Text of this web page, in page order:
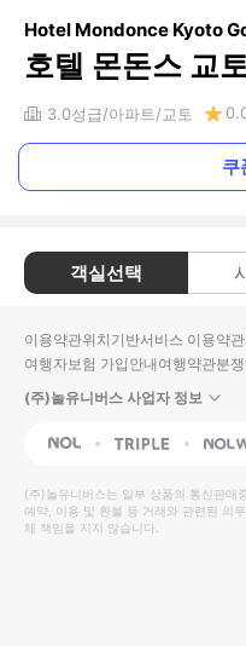
Hotel Mondonce Kyoto
호텔 몬돈스 교
3.0성급 아파트 교토
쿠
객실선택
이용약관위치기반서비스 이용약관
여행자보험 가입안내여행약관분
(주)놀유니버스 사업자 정보
NOL Triple
(주)놀유니버스는 일부 상품의 통신판매
예약, 이용 및 환불 등 거래와 관련된 의
체 책임을 지지 않습니다.